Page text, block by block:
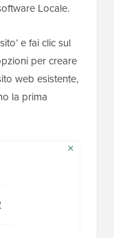
Locale.
e fai clic sul
per creare
web esistente,
la prima